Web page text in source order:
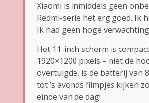
Xiaomi is inmiddels geen
Redmi-serie het erg goed. Ik
Ik had geen hoge
Het 11-inch scherm is
1920×1200 pixels – niet de
overtuigde, is de batterij van
tot ’s avonds filmpjes kijken
einde van de dag!